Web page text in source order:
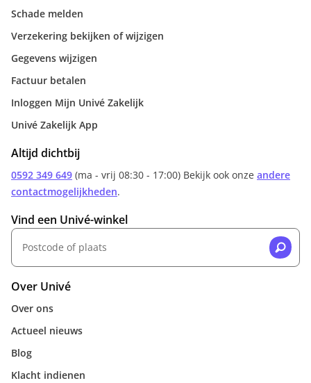
Schade melden
Verzekering bekijken of wijzigen
Gegevens wijzigen
Factuur betalen
Inloggen Mijn Univé Zakelijk
Univé Zakelijk App
Altijd dichtbij
0592 349 649 (ma - vrij 08:30 - 17:00) Bekijk ook onze andere
contactmogelijkheden.
Vind een Univé-winkel
Over Univé
Over ons
Actueel nieuws
Blog
Klacht indienen